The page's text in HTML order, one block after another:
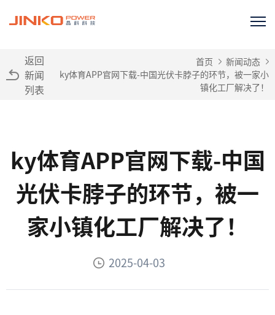
返回
新闻
列表
首页
新闻动态
ky体育APP官网下载-中国光伏卡脖子的环节，被一家小
镇化工厂解决了！
ky体育APP官网下载-中国
光伏卡脖子的环节，被一
家小镇化工厂解决了！
2025-04-03